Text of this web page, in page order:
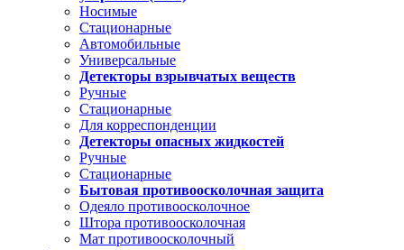
Носимые
Стационарные
Автомобильные
Универсальные
Детекторы взрывчатых веществ
Ручные
Стационарные
Для корреспонденции
Детекторы опасных жидкостей
Ручные
Стационарные
Бытовая противоосколочная защита
Одеяло противоосколочное
Штора противоосколочная
Мат противоосколочный